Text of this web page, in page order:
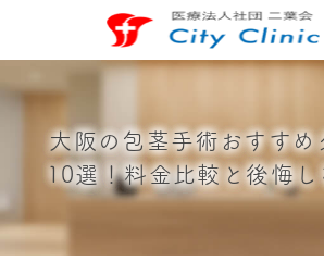
大阪の包茎手術おすすめ
10選！料金比較と後悔し